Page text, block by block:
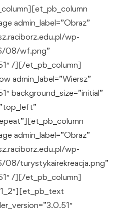
admin_label=”Obraz”
wp-
08/wf.png”
/][/et_pb_column]
admin_label=”Wiersz”
background_size=”initial”
admin_label=”Obraz”
wp-
turystykairekreacja.png”
/][/et_pb_column]